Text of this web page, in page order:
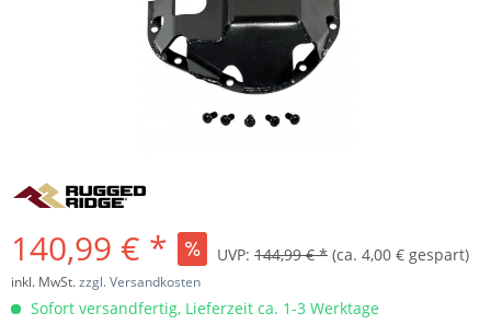
140,99 € * UVP: 144,99 € * (ca. 4,00 € gespart)
inkl. MwSt.zzgl. Versandkosten
Sofort versandfertig, Lieferzeit ca. 1-3 Werktage